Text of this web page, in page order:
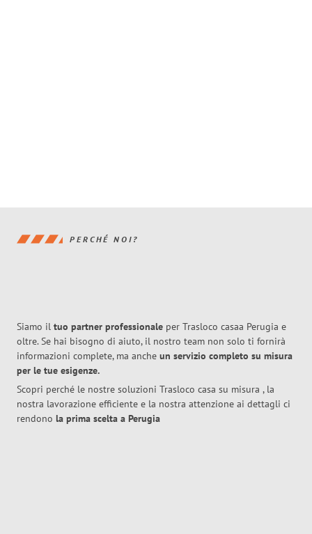
PERCHÉ NOI?
Siamo il tuo partner professionale per Trasloco casaa Perugia e
oltre. Se hai bisogno di aiuto, il nostro team non solo ti fornirà
informazioni complete, ma anche un servizio completo su misura
per le tue esigenze.
Scopri perché le nostre soluzioni Trasloco casa su misura , la
nostra lavorazione efficiente e la nostra attenzione ai dettagli ci
rendono la prima scelta a Perugia